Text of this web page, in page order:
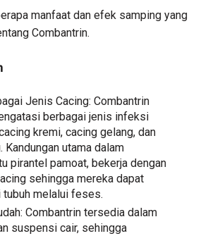
manfaat dan efek samping yang
Combantrin.
Jenis Cacing: Combantrin
berbagai jenis infeksi
kremi, cacing gelang, dan
Kandungan utama dalam
pirantel pamoat, bekerja dengan
sehingga mereka dapat
tubuh melalui feses.
Combantrin tersedia dalam
suspensi cair, sehingga